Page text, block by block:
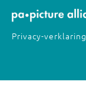
Privacy-verklaring